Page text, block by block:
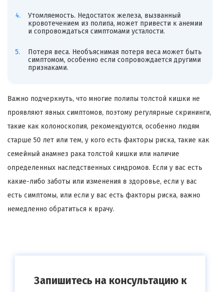
Утомляемость. Недостаток железа, вызванный
кровотечением из полипа, может привести к анемии
и сопровождаться симптомами усталости.
Потеря веса. Необъяснимая потеря веса может быть
симптомом, особенно если сопровождается другими
признаками.
Важно подчеркнуть, что многие полипы толстой кишки не
проявляют явных симптомов, поэтому регулярные скрининги,
такие как колоноскопия, рекомендуются, особенно людям
старше 50 лет или тем, у кого есть факторы риска, такие как
семейный анамнез рака толстой кишки или наличие
определенных наследственных синдромов. Если у вас есть
какие-либо заботы или изменения в здоровье, если у вас
есть симптомы, или если у вас есть факторы риска, важно
немедленно обратиться к врачу.
Запишитесь на консультацию к